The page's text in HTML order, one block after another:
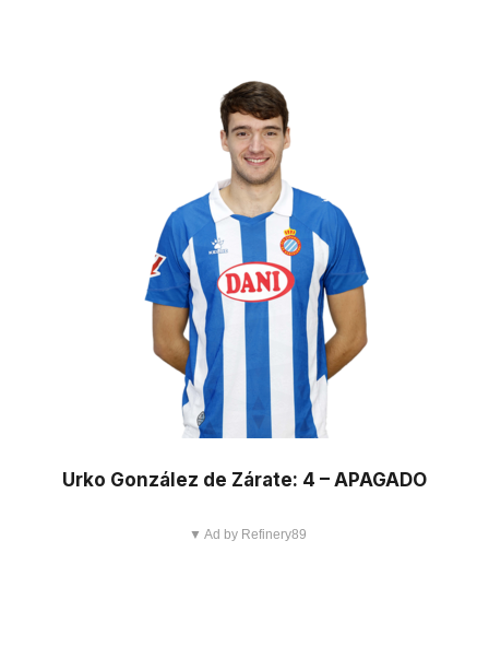
Urko González de Zárate: 4 – APAGADO
▼ Ad by Refinery89